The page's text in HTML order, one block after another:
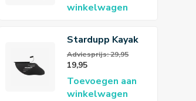
winkelwagen
Stardupp Kayak
slide vin
Adviesprijs: 29,95
19,95
Toevoegen aan
winkelwagen